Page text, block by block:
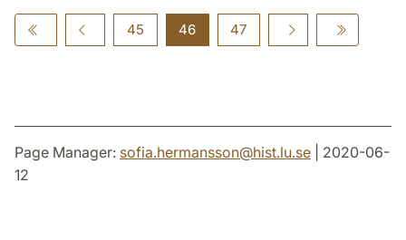
45 46 47
Page Manager: sofia.hermansson@hist.lu.se | 2020-06-
12